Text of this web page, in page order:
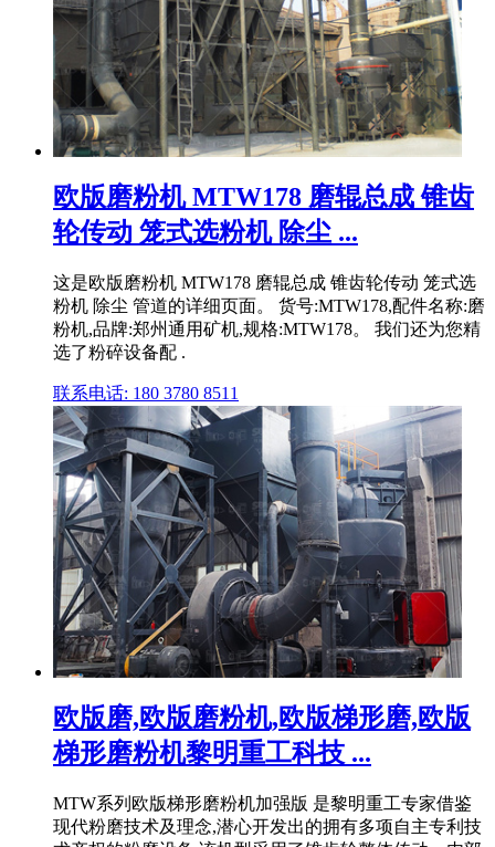
欧版磨粉机 MTW178 磨辊总成 锥齿
轮传动 笼式选粉机 除尘 ...
这是欧版磨粉机 MTW178 磨辊总成 锥齿轮传动 笼式选
粉机 除尘 管道的详细页面。 货号:MTW178,配件名称:磨
粉机,品牌:郑州通用矿机,规格:MTW178。 我们还为您精
选了粉碎设备配 .
联系电话: 180 3780 8511
欧版磨,欧版磨粉机,欧版梯形磨,欧版
梯形磨粉机黎明重工科技 ...
MTW系列欧版梯形磨粉机加强版 是黎明重工专家借鉴
现代粉磨技术及理念,潜心开发出的拥有多项自主专利技